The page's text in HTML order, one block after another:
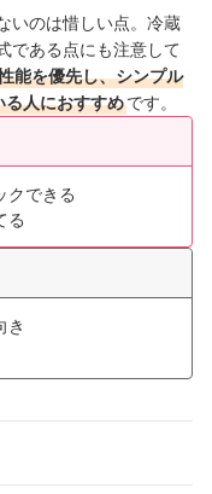
いのは惜しい点。冷蔵
である点にも注意して
能を優先し、シンプル
人におすすめです。
クできる
る
き